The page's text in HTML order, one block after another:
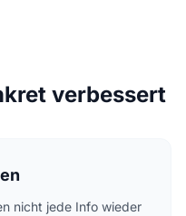
verbessert
nicht jede Info wieder